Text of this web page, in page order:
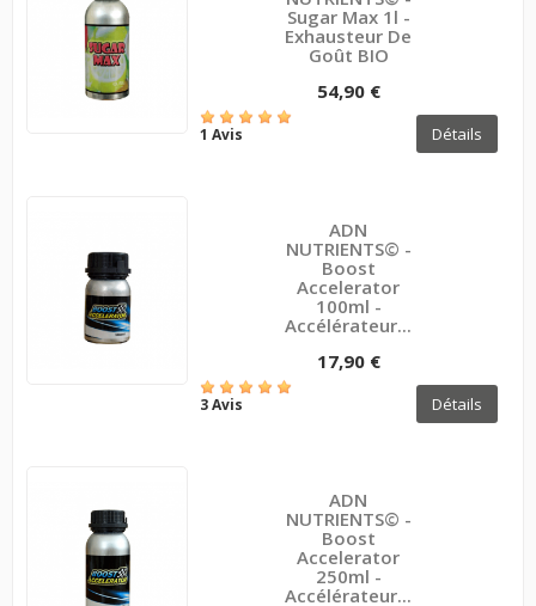
Sugar Max 1l -
Exhausteur De
Goût BIO
54,90 €
1 Avis Détails
ADN
NUTRIENTS© -
Boost
Accelerator
100ml -
Accélérateur...
17,90 €
3 Avis Détails
ADN
NUTRIENTS© -
Boost
Accelerator
250ml -
Accélérateur...